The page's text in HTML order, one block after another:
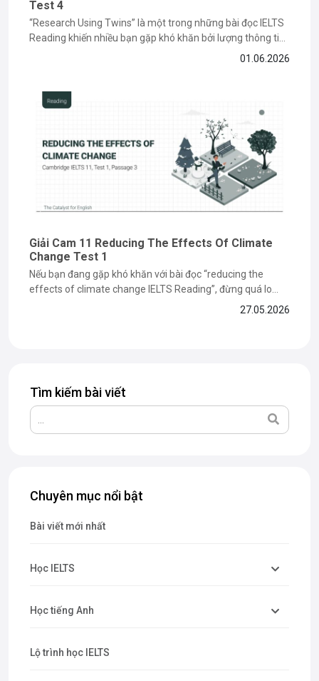
Tìm kiếm bài viết
Chuyên mục nổi bật
Bài viết mới nhất
Học IELTS
Học tiếng Anh
Lộ trình học IELTS
Test 4
“Research Using Twins” là một trong những bài đọc IELTS
Reading khiến nhiều bạn gặp khó khăn bởi lượng thông tin
học thuật và các dạng câu hỏi paraphrase phức tạp. Tuy
01.06.2026
Giải Cam 11 Reducing The Effects Of Climate
Change Test 1
Nếu bạn đang gặp khó khăn với bài đọc “reducing the
effects of climate change IELTS Reading”, đừng quá lo
lắng vì đây là dạng bài dễ khiến nhiều bạn mất điểm ở phần
27.05.2026